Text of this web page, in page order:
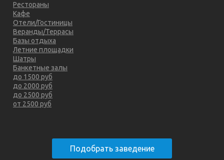
Рестораны
Кафе
Отели/Гостиницы
Веранды/Террасы
Базы отдыха
Летние площадки
Шатры
Банкетные залы
до 1500 руб
до 2000 руб
до 2500 руб
от 2500 руб
Подобрать заведение